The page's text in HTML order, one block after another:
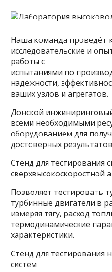
Наша команда проведёт
исследовательские и
работы с
испытаниями по
надёжности,
ваших узлов и агрегатов.
Донской
всеми необходимыми
оборудованием для
достоверных
Стенд для тестирования
сверхвысокоскоростной
Позволяет тестировать
турбинные двигатели в
измеряя тягу, расход
термодинамические
характеристики.
Стенд для тестирования
систем